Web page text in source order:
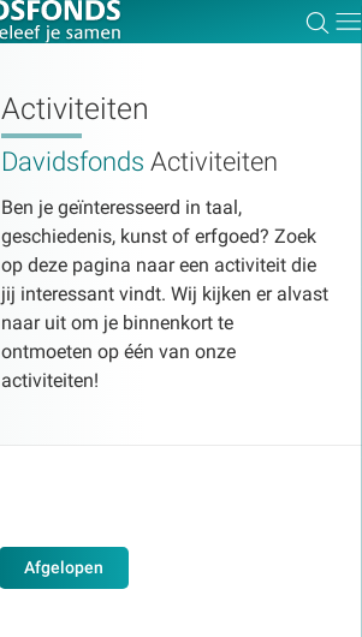
Activiteiten
Davidsfonds Activiteiten
Ben je geïnteresseerd in taal,
geschiedenis, kunst of erfgoed? Zoek
op deze pagina naar een activiteit die
jij interessant vindt. Wij kijken er alvast
naar uit om je binnenkort te
ontmoeten op één van onze
activiteiten!
Afgelopen